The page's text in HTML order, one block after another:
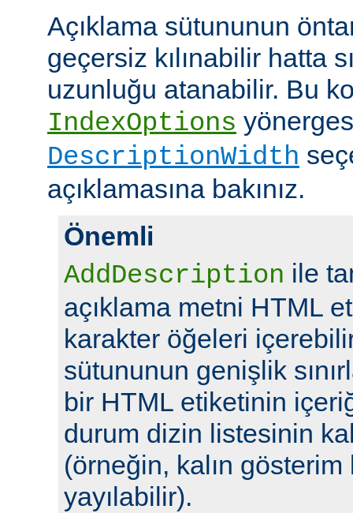
Açıklama sütununun
geçersiz kılınabilir hatta
uzunluğu atanabilir. Bu
IndexOptions
DescriptionWidth
açıklamasına bakınız.
Önemli
AddDescription ile
açıklama metni HTML
karakter öğeleri
sütununun genişlik
bir HTML etiketinin
durum dizin listesinin
(örneğin, kalın
yayılabilir).